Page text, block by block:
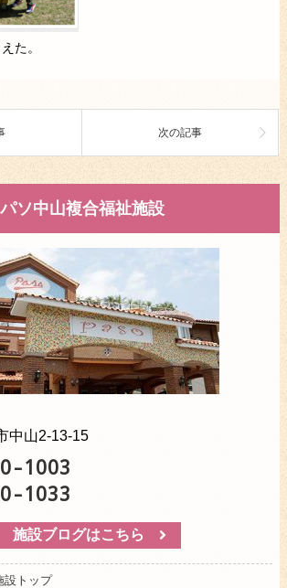
た。
次の記事
パソ中山複合福祉施設
中山2-13-15
1003
1033
施設ブログはこちら
設トップ